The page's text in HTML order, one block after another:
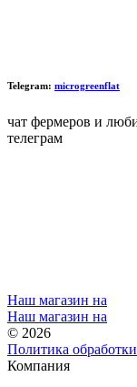
Telegram: microgreenflat
чат фермеров и
телеграм
Наш магазин на
Наш магазин на
© 2026
Политика
Компания